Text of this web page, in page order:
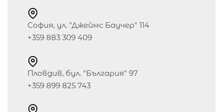
София, ул. "Джеймс Баучер" 114
+359 883 309 409
Пловдив, бул. "България" 97
+359 899 825 743